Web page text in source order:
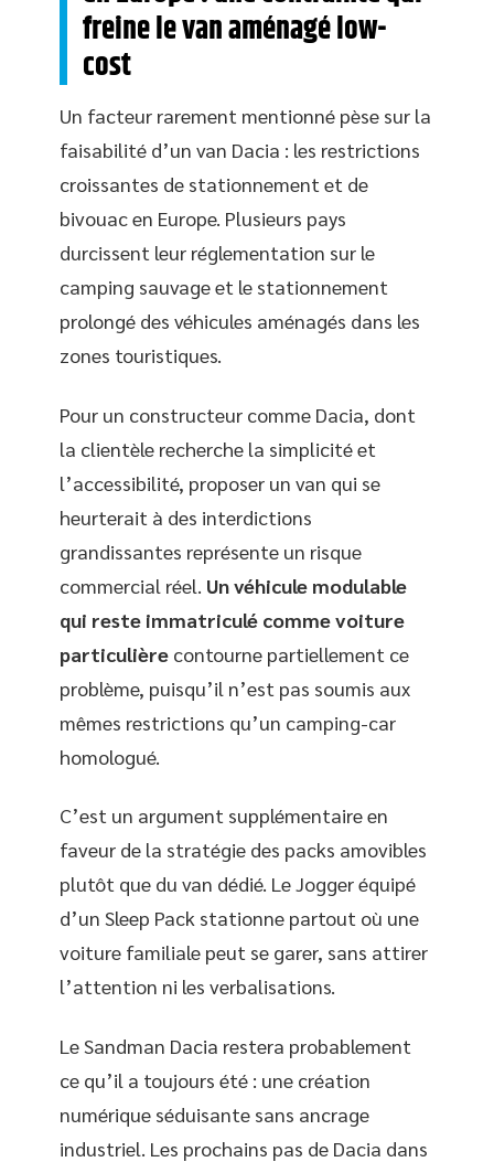
freine le van aménagé low-
cost
Un facteur rarement mentionné pèse sur la
faisabilité d’un van Dacia : les restrictions
croissantes de stationnement et de
bivouac en Europe. Plusieurs pays
durcissent leur réglementation sur le
camping sauvage et le stationnement
prolongé des véhicules aménagés dans les
zones touristiques.
Pour un constructeur comme Dacia, dont
la clientèle recherche la simplicité et
l’accessibilité, proposer un van qui se
heurterait à des interdictions
grandissantes représente un risque
commercial réel. Un véhicule modulable
qui reste immatriculé comme voiture
particulière contourne partiellement ce
problème, puisqu’il n’est pas soumis aux
mêmes restrictions qu’un camping-car
homologué.
C’est un argument supplémentaire en
faveur de la stratégie des packs amovibles
plutôt que du van dédié. Le Jogger équipé
d’un Sleep Pack stationne partout où une
voiture familiale peut se garer, sans attirer
l’attention ni les verbalisations.
Le Sandman Dacia restera probablement
ce qu’il a toujours été : une création
numérique séduisante sans ancrage
industriel. Les prochains pas de Dacia dans